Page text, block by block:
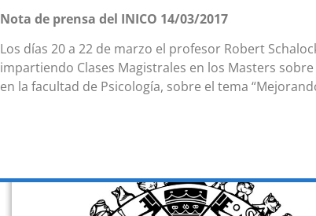
Nota de prensa del INICO 14/03/2017
Los días 20 a 22 de marzo el profesor Robert
impartiendo Clases Magistrales en los Masters
en la facultad de Psicología, sobre el tema